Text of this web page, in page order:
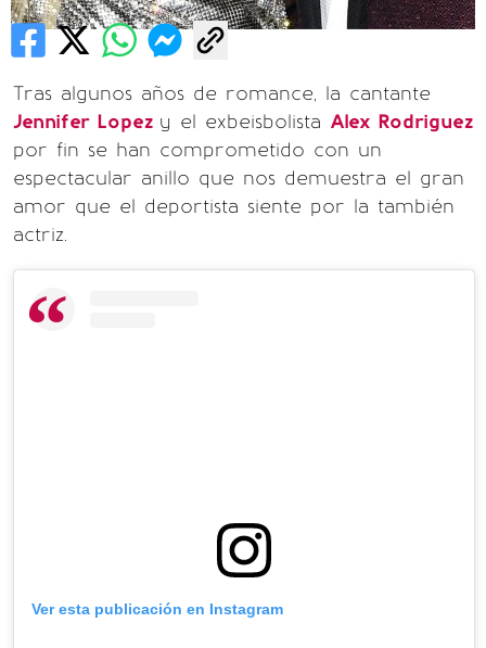
Tras algunos años de romance, la cantante
Jennifer Lopez y el exbeisbolista Alex Rodriguez
por fin se han comprometido con un
espectacular anillo que nos demuestra el gran
amor que el deportista siente por la también
actriz.
Ver esta publicación en Instagram